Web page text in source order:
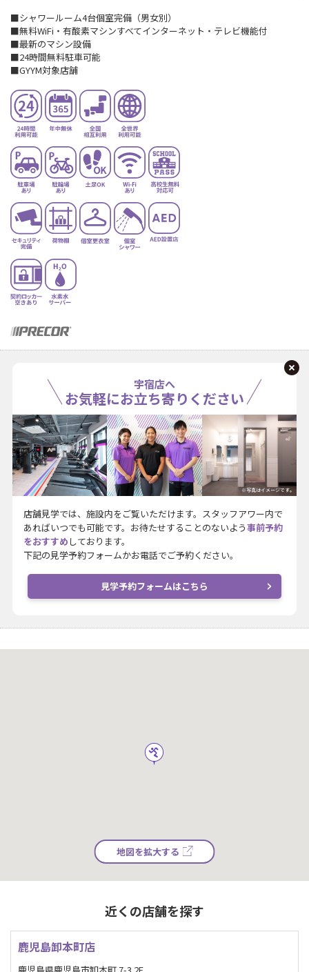
■シャワールーム4台個室完備（男女別）
■無料WiFi・有酸素マシンすべてインターネット・テレビ機能付
■最新のマシン設備
■24時間無料駐車可能
■GYYM対象店舗
宇宿店へ
お気軽にお立ち寄りください
※写真はイメージです。
店舗見学では、施設内をご覧いただけます。スタッフアワー内で
あればいつでも可能です。お待たせすることのないよう事前予約
をおすすめ しております。
下記の見学予約フォームかお電話でご予約ください。
見学予約フォームはこちら
地図を拡大する
近くの店舗を探す
鹿児島卸本町店